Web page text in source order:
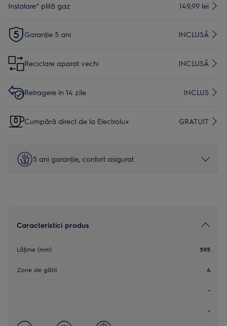
Instalare* plită gaz 149,99 lei
Garanţie 5 ani INCLUSĂ
Reciclare aparat vechi INCLUSĂ
Retragere în 14 zile INCLUS
Cumpără direct de la Electrolux GRATUIT
5 ani garanţie, confort asigurat
Caracteristici produs
Lățime (mm) 595
Zone de gătit 4
-
-